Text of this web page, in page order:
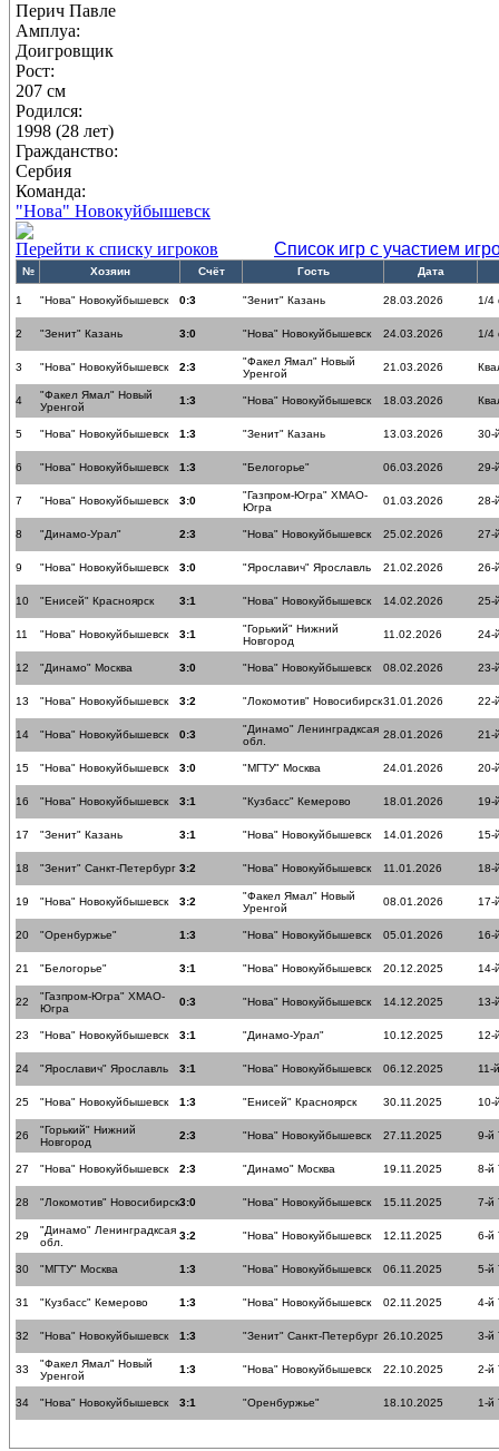
Перич Павле
Амплуа:
Доигровщик
Рост:
207 см
Родился:
1998 (28 лет)
Гражданство:
Сербия
Команда:
"Нова" Новокуйбышевск
Перейти к списку игроков
Список игр с участием
№ Хозяин Счёт Гость Дата
1 "Нова" Новокуйбышевск 0:3 "Зенит" Казань 28.03.2026 1/4
2 "Зенит" Казань 3:0 "Нова" Новокуйбышевск 24.03.2026 1/4
3 "Нова" Новокуйбышевск 2:3
"Факел Ямал" Новый
Уренгой
21.03.2026
4
"Факел Ямал" Новый
Уренгой
1:3 "Нова" Новокуйбышевск 18.03.2026
5 "Нова" Новокуйбышевск 1:3 "Зенит" Казань 13.03.2026 30-
6 "Нова" Новокуйбышевск 1:3 "Белогорье" 06.03.2026 29-
7 "Нова" Новокуйбышевск 3:0
"Газпром-Югра" ХМАО-
Югра
01.03.2026 28-
8 "Динамо-Урал" 2:3 "Нова" Новокуйбышевск 25.02.2026 27-
9 "Нова" Новокуйбышевск 3:0 "Ярославич" Ярославль 21.02.2026 26-
10 "Енисей" Красноярск 3:1 "Нова" Новокуйбышевск 14.02.2026 25-
11 "Нова" Новокуйбышевск 3:1
"Горький" Нижний
Новгород
11.02.2026 24-
12 "Динамо" Москва 3:0 "Нова" Новокуйбышевск 08.02.2026 23-
13 "Нова" Новокуйбышевск 3:2 "Локомотив" Новосибирск31.01.2026 22-
14 "Нова" Новокуйбышевск 0:3
"Динамо" Ленинградксая
обл.
28.01.2026 21-
15 "Нова" Новокуйбышевск 3:0 "МГТУ" Москва 24.01.2026 20-
16 "Нова" Новокуйбышевск 3:1 "Кузбасс" Кемерово 18.01.2026 19-
17 "Зенит" Казань 3:1 "Нова" Новокуйбышевск 14.01.2026 15-
18 "Зенит" Санкт-Петербург 3:2 "Нова" Новокуйбышевск 11.01.2026 18-
19 "Нова" Новокуйбышевск 3:2
"Факел Ямал" Новый
Уренгой
08.01.2026 17-
20 "Оренбуржье" 1:3 "Нова" Новокуйбышевск 05.01.2026 16-
21 "Белогорье" 3:1 "Нова" Новокуйбышевск 20.12.2025 14-
22
"Газпром-Югра" ХМАО-
Югра
0:3 "Нова" Новокуйбышевск 14.12.2025 13-
23 "Нова" Новокуйбышевск 3:1 "Динамо-Урал" 10.12.2025 12-
24 "Ярославич" Ярославль 3:1 "Нова" Новокуйбышевск 06.12.2025 11-
25 "Нова" Новокуйбышевск 1:3 "Енисей" Красноярск 30.11.2025 10-
26
"Горький" Нижний
Новгород
2:3 "Нова" Новокуйбышевск 27.11.2025 9-й
27 "Нова" Новокуйбышевск 2:3 "Динамо" Москва 19.11.2025 8-й
28 "Локомотив" Новосибирск3:0 "Нова" Новокуйбышевск 15.11.2025 7-й
29
"Динамо" Ленинградксая
обл.
3:2 "Нова" Новокуйбышевск 12.11.2025 6-й
30 "МГТУ" Москва 1:3 "Нова" Новокуйбышевск 06.11.2025 5-й
31 "Кузбасс" Кемерово 1:3 "Нова" Новокуйбышевск 02.11.2025 4-й
32 "Нова" Новокуйбышевск 1:3 "Зенит" Санкт-Петербург 26.10.2025 3-й
33
"Факел Ямал" Новый
Уренгой
1:3 "Нова" Новокуйбышевск 22.10.2025 2-й
34 "Нова" Новокуйбышевск 3:1 "Оренбуржье" 18.10.2025 1-й